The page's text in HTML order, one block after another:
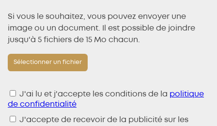
Si vous le souhaitez, vous pouvez envoyer une
image ou un document. Il est possible de joindre
jusqu'à 5 fichiers de 15 Mo chacun.
J'ai lu et j'accepte les conditions de la politique
de confidentialité
J'accepte de recevoir de la publicité sur les